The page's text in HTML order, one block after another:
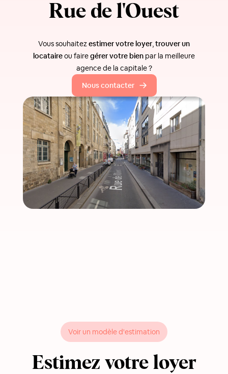
Rue de l'Ouest
Vous souhaitezestimer votre loyer,trouver un
locataireou fairegérer votre bien par la meilleure
agence de la capitale ?
Nous contacter
Voir un modèle d'estimation
Estimez votre loyer